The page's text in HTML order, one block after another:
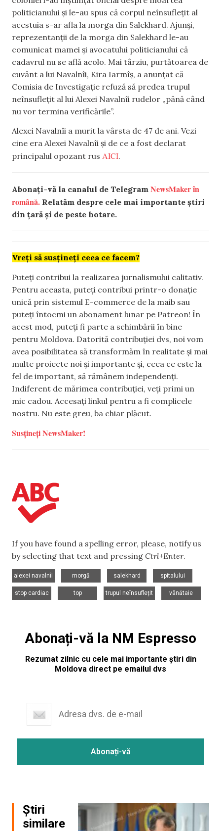
politicianului și le-au spus că corpul neînsuflețit al
acestuia s-ar afla la morga din Salekhard. Ajunși,
reprezentanții de la morga din Salekhard le-au
comunicat mamei și avocatului politicianului că
cadavrul nu se află acolo. Mai târziu, purtătoarea de
cuvânt a lui Navalnîi, Kira Iarmîș, a anunțat că
Comisia de Investigație refuză să predea trupul
neînsuflețit al lui Alexei Navalnîi rudelor „până când
nu vor termina verificările”.
Alexei Navalnîi a murit la vârsta de 47 de ani. Vezi
cine era Alexei Navalnîi și de ce a fost declarat
principalul opozant rus AICI.
Abonați-vă la canalul de Telegram NewsMaker în
română. Relatăm despre cele mai importante știri
din țară și de peste hotare.
Vreți să susțineți ceea ce facem?
Puteți contribui la realizarea jurnalismului calitativ.
Pentru aceasta, puteți contribui printr-o donație
unică prin sistemul E-commerce de la maib sau
puteți întocmi un abonament lunar pe Patreon! În
acest mod, puteți fi parte a schimbării în bine
pentru Moldova. Datorită contribuției dvs, noi vom
avea posibilitatea să transformăm în realitate și mai
multe proiecte noi și importante și, ceea ce este la
fel de important, să rămânem independenți.
Indiferent de mărimea contribuției, veți primi un
mic cadou. Accesați linkul pentru a fi complicele
nostru. Nu este greu, ba chiar plăcut.
Susțineți NewsMaker!
If you have found a spelling error, please, notify us
by selecting that text and pressing Ctrl+Enter.
alexei navalnîi
morgă
salekhard
spitalului
stop cardiac
top
trupul neînsuflețit
vânătaie
Abonați-vă la NM Espresso
Rezumat zilnic cu cele mai importante știri din
Moldova direct pe emailul dvs
Știri
similare